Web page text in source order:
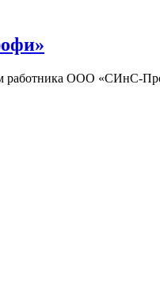
работника ООО «СИнС-